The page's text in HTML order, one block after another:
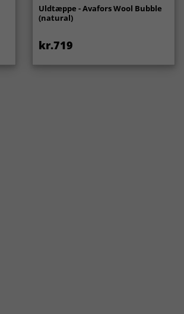
Uldtæppe - Avafors Wool Bubble
(natural)
kr.719